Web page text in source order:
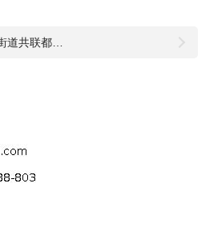
通讯的清晰可靠。
韧性
理体系，公司通过ISO 9001质量管
体系认证。产品全面符合CE、
全球市场准入提供保障。